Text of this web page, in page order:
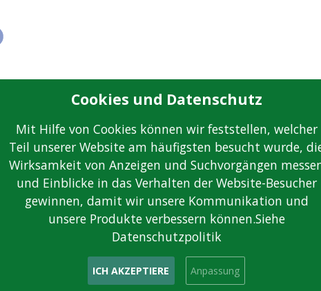
Cookies und Datenschutz
Mit Hilfe von Cookies können wir feststellen, welcher
Teil unserer Website am häufigsten besucht wurde,
Wirksamkeit von Anzeigen und Suchvorgängen
und Einblicke in das Verhalten der Website-Besucher
gewinnen, damit wir unsere Kommunikation und
unsere Produkte verbessern können.Siehe
Datenschutzpolitik
ICH AKZEPTIERE Anpassung